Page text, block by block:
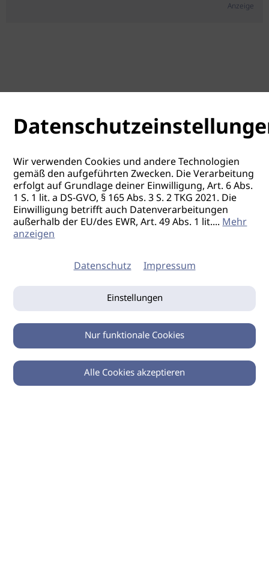
Anzeige
Wir verwenden Cookies und andere Technologien
gemäß den aufgeführten Zwecken. Die Verarbeitung
erfolgt auf Grundlage deiner Einwilligung, Art. 6 Abs.
1 S. 1 lit. a DS-GVO, § 165 Abs. 3 S. 2 TKG 2021. Die
Einwilligung betrifft auch Datenverarbeitungen
außerhalb der EU/des EWR, Art. 49 Abs. 1 lit....Mehr
anzeigen
Datenschutz Impressum
Einstellungen
Nur funktionale Cookies
Alle Cookies akzeptieren